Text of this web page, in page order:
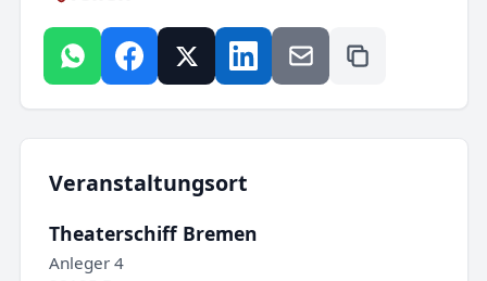
Veranstaltungsort
Theaterschiff Bremen
Anleger 4